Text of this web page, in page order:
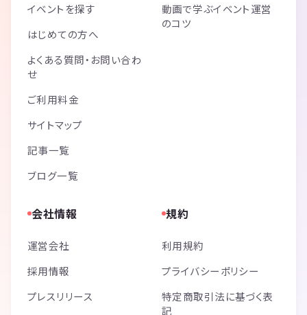
イベントを探す
はじめての方へ
よくある質問・お問い合わ
せ
ご利用料金
サイトマップ
記事一覧
ブログ一覧
動画で学ぶイベント運営
のコツ
会社情報
運営会社
採用情報
プレスリリース
規約
利用規約
プライバシーポリシー
特定商取引法に基づく表
記